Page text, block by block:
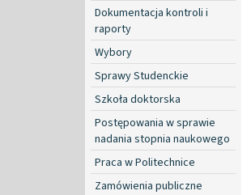
Dokumentacja kontroli i
raporty
Wybory
Sprawy Studenckie
Szkoła doktorska
Postępowania w sprawie
nadania stopnia naukowego
Praca w Politechnice
Zamówienia publiczne